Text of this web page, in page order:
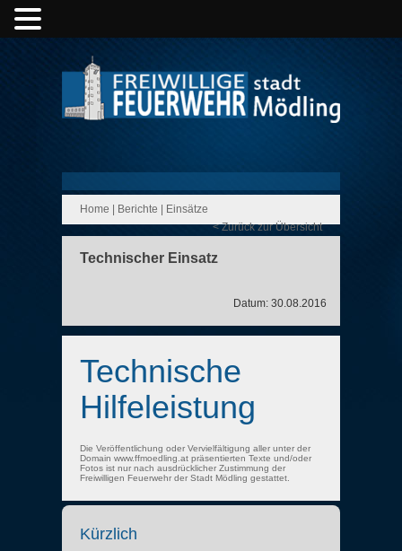
Home Berichte
Einsätze
< Zurück zur Übersicht
Technischer Einsatz
Datum: 30.08.2016
Technische
Hilfeleistung
Die Veröffentlichung oder Vervielfältigung aller unter der
Domain www.ffmoedling.at präsentierten Texte und/oder
Fotos ist nur nach ausdrücklicher Zustimmung der
Freiwilligen Feuerwehr der Stadt Mödling gestattet.
Kürzlich